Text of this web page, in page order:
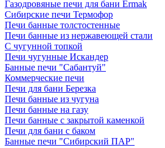
Газодровяные печи для бани Ermak
Сибирские печи Термофор
Печи банные толстостенные
Печи банные из нержавеющей стали
С чугунной топкой
Печи чугунные Искандер
Банные печи "Сабантуй"
Коммерческие печи
Печи для бани Березка
Печи банные из чугуна
Печи банные на газу
Печи банные с закрытой каменкой
Печи для бани с баком
Банные печи "Сибирский ПАР"